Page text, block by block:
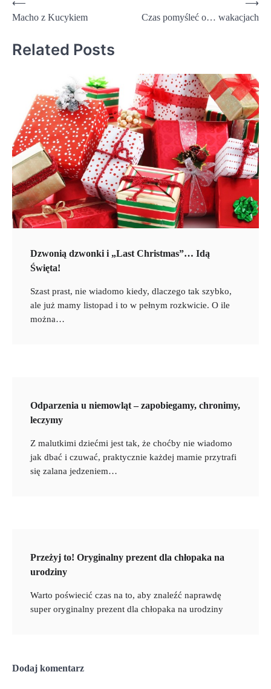
Nawigacja
wpisu
⟵
Macho z Kucykiem
Czas pomyśleć o… wakacjach
⟶
Related Posts
Dzwonią dzwonki i „Last Christmas”… Idą
Święta!
Szast prast, nie wiadomo kiedy, dlaczego tak szybko,
ale już mamy listopad i to w pełnym rozkwicie. O ile
można…
Odparzenia u niemowląt – zapobiegamy, chronimy,
leczymy
Z malutkimi dziećmi jest tak, że choćby nie wiadomo
jak dbać i czuwać, praktycznie każdej mamie przytrafi
się zalana jedzeniem…
Przeżyj to! Oryginalny prezent dla chłopaka na
urodziny
Warto poświecić czas na to, aby znaleźć naprawdę
super oryginalny prezent dla chłopaka na urodziny
Dodaj komentarz